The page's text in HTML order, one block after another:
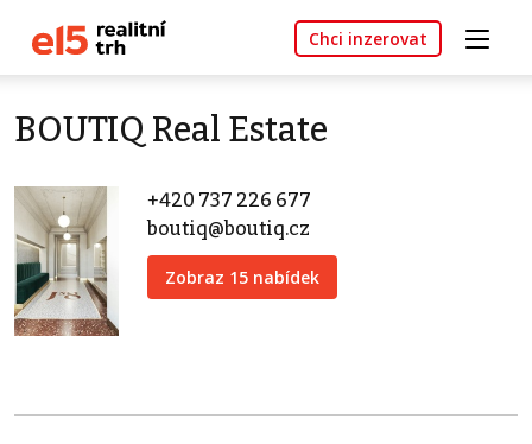
Chci inzerovat
BOUTIQ Real Estate
+420 737 226 677
boutiq@boutiq.cz
Zobraz 15 nabídek